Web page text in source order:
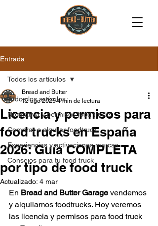
Entrada
Todos los artículos
Normativa y permisos food trucks
Comprar o alquilar foodtruck
Experiencias y activaciones marcas
Consejos para tu food truck
Todos los artículos
Licencia y permisos para
food trucks en España
2026: Guía COMPLETA
por tipo de food truck
Bread and Butter
12 ago 2025 4 min de lectura
Actualizado: 4 mar
En Bread and Butter Garage vendemos
y alquilamos foodtrucks. Hoy veremos
las licencia y permisos para food truck